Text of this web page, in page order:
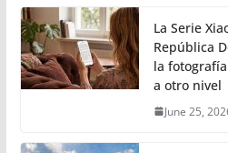
La Serie
República
la
a otro nivel
June 25,